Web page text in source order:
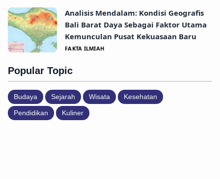
Analisis Mendalam: Kondisi Geografis
Bali Barat Daya Sebagai Faktor Utama
Kemunculan Pusat Kekuasaan Baru
FAKTA ILMIAH
Popular Topic
Budaya Sejarah Wisata Kesehatan
Pendidikan Kuliner